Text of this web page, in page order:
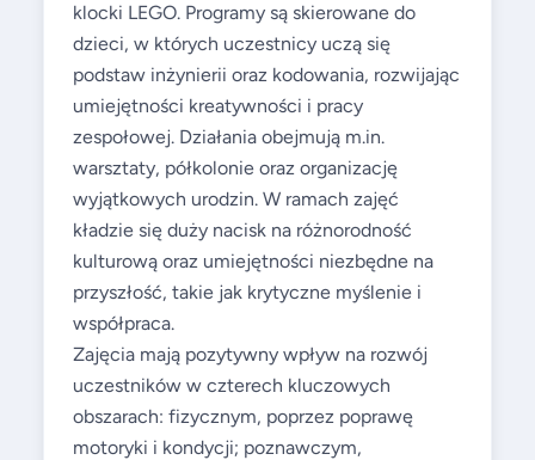
klocki LEGO. Programy są skierowane do
dzieci, w których uczestnicy uczą się
podstaw inżynierii oraz kodowania, rozwijając
umiejętności kreatywności i pracy
zespołowej. Działania obejmują m.in.
warsztaty, półkolonie oraz organizację
wyjątkowych urodzin. W ramach zajęć
kładzie się duży nacisk na różnorodność
kulturową oraz umiejętności niezbędne na
przyszłość, takie jak krytyczne myślenie i
współpraca.
Zajęcia mają pozytywny wpływ na rozwój
uczestników w czterech kluczowych
obszarach: fizycznym, poprzez poprawę
motoryki i kondycji; poznawczym,